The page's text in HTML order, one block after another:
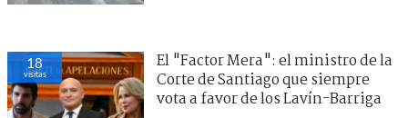
18
visitas
El "Factor Mera": el ministro de la
Corte de Santiago que siempre
vota a favor de los Lavín-Barriga